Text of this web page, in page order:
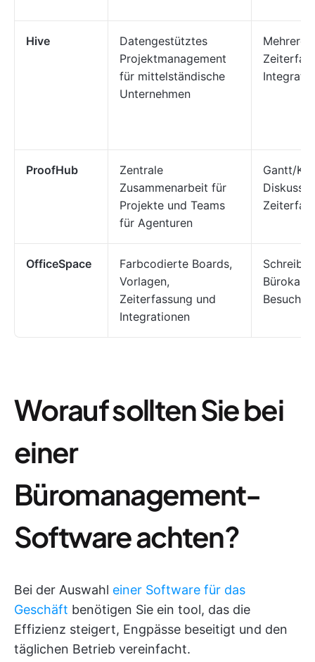
Hive
Datengestütztes
Projektmanagement
für mittelständische
Unternehmen
Mehrere
ProofHub
Zentrale
Zusammenarbeit für
Projekte und Teams
für Agenturen
Gantt/
OfficeSpace
Farbcodierte Boards,
Vorlagen,
Zeiterfassung und
Integrationen
Worauf sollten Sie bei
einer
Büromanagement-
Software achten?
Bei der Auswahl einer Software für das
Geschäft benötigen Sie ein tool, das die
Effizienz steigert, Engpässe beseitigt und den
täglichen Betrieb vereinfacht.